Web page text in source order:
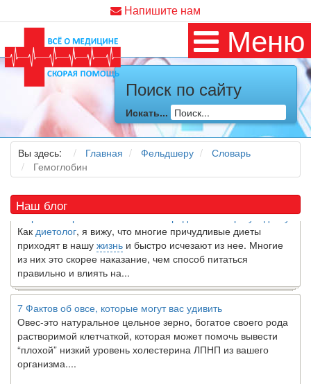
Напишите нам
Меню
Поиск по сайту
Искать...
Вы здесь: Главная Фельдшеру
Словарь
Гемоглобин
Наш блог
Как я заболел во время локдауна?
Это странная ситуация: вы соблюдали все меры
предосторожности COVID-19 (вы почти все время дома),
но, тем не менее, вы каким-то образом простудились. Вы
можете задаться...
5 причин обратить внимание на средиземноморскую диету
Как
диетолог
, я вижу, что многие причудливые диеты
приходят в нашужизньи быстро исчезают из нее. Многие
из них это скорее наказание, чем способ питаться
правильно и влиять на...
7 Фактов об овсе, которые могут вас удивить
Овес-это натуральное цельное зерно, богатое своего рода
растворимой клетчаткой, которая может помочь вывести
“плохой” низкий уровень холестерина ЛПНП из вашего
организма....